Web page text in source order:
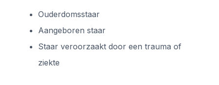
Ouderdomsstaar
Aangeboren staar
Staar veroorzaakt door een trauma of
ziekte